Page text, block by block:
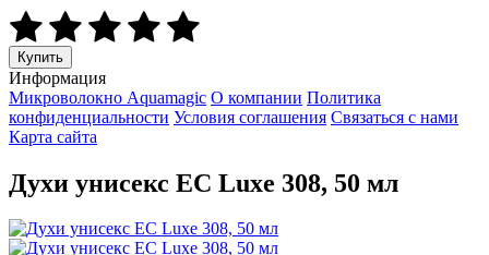
Купить
Информация
Микроволокно Aquamagic О компании Политика
конфиденциальности Условия соглашения Связаться с нами
Карта сайта
Духи унисекс EC Luxe 308, 50 мл